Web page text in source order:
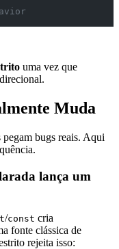
uma vez que
Muda
bugs reais. Aqui
lança um
/const cria
fonte clássica de
rejeita isso: